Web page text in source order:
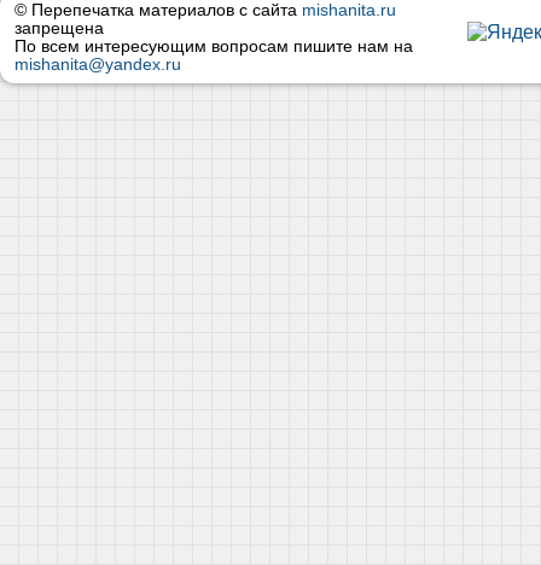
© Перепечатка материалов с сайта mishanita.ru
запрещена
По всем интересующим вопросам пишите нам на
mishanita@yandex.ru